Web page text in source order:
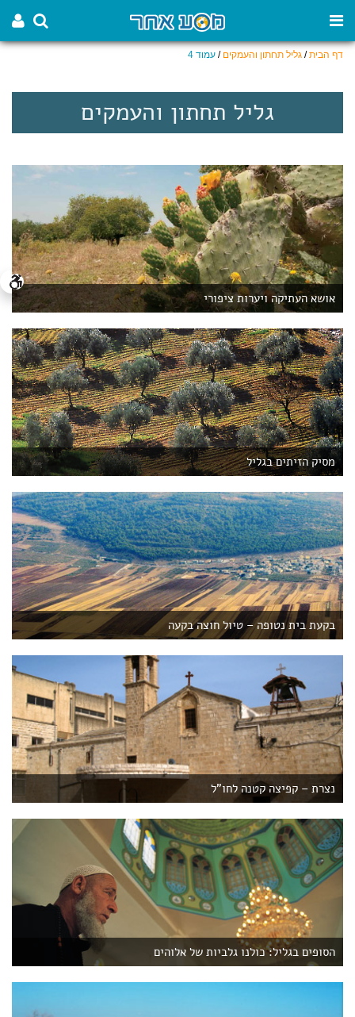
דף הבית/ גליל תחתון והעמקים / עמוד 4
גליל תחתון והעמקים
אושא העתיקה ויערות ציפורי
מסיק הזיתים בגליל
בקעת בית נטופה – טיול חוצה בקעה
נצרת – קפיצה קטנה לחו"ל
הסופים בגליל: כולנו גלביות של אלוהים